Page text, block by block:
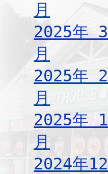
月
2025年 3
月
2025年 2
月
2025年 1
月
2024年12